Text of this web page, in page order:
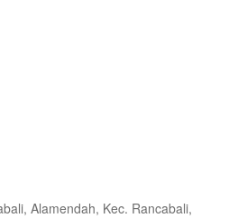
Alamendah, Kec. Rancabali,